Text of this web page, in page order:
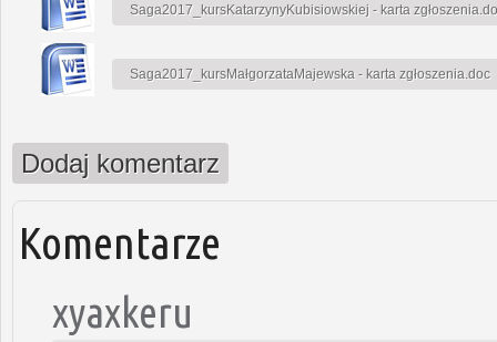
Saga2017_kursKatarzynyKubisiowskiej - karta
Saga2017_kursMałgorzataMajewska - karta zgłoszenia.doc
Dodaj komentarz
Komentarze
xyaxkeru